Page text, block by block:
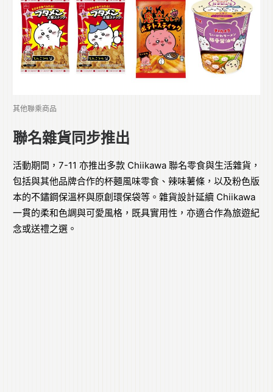
其他聯乘商品
聯名雜貨同步推出
活動期間，7-11 亦推出多款 Chiikawa 聯名零食與生活雜貨，
包括與其他品牌合作的杯麵風味零食、辣味薯條，以及粉色版
本的不鏽鋼保溫杯與原創環保袋等。雜貨設計延續 Chiikawa
一貫的柔和色調與可愛風格，既具實用性，亦適合作為旅遊紀
念或送禮之選。